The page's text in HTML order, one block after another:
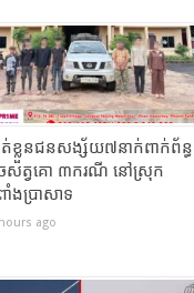
ខ្លួនជនសង្ស័យ៧នាក់ពាក់ព័ន្ធ
សត្វគោ ៣ករណី នៅស្រុក
ាំងប្រាសាទ
ago